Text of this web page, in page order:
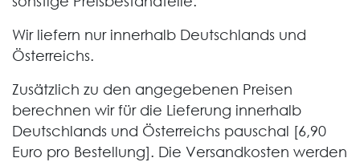
Wir liefern nur innerhalb Deutschlands und
Österreichs.
Zusätzlich zu den angegebenen Preisen
berechnen wir für die Lieferung innerhalb
Deutschlands und Österreichs pauschal [6,90
Euro pro Bestellung]. Die Versandkosten werden